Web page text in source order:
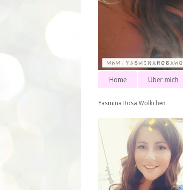
Home Über mich
Yasmina Rosa Wölkchen